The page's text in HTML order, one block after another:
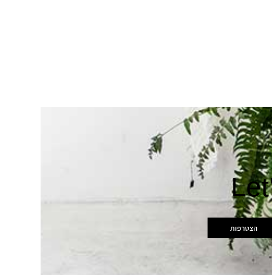
הצטרפות